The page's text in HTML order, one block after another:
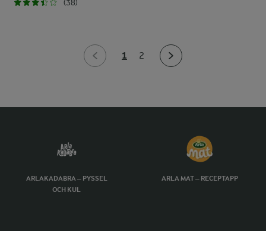
(38)
1 2
ARLAKADABRA – PYSSEL
OCH KUL
ARLA MAT – RECEPTAPP